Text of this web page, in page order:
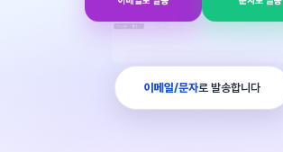
이메일/문자로 발송합니다